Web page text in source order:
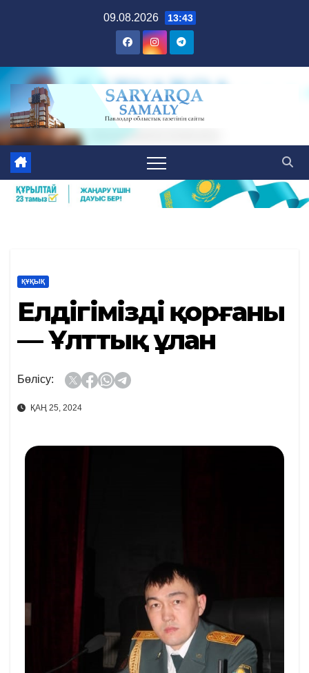
09.08.2026 13:43
ҚҰҚЫҚ
Елдігіміздің қорғаны
— Ұлттық ұлан
Бөлісу:
ҚАҢ 25, 2024